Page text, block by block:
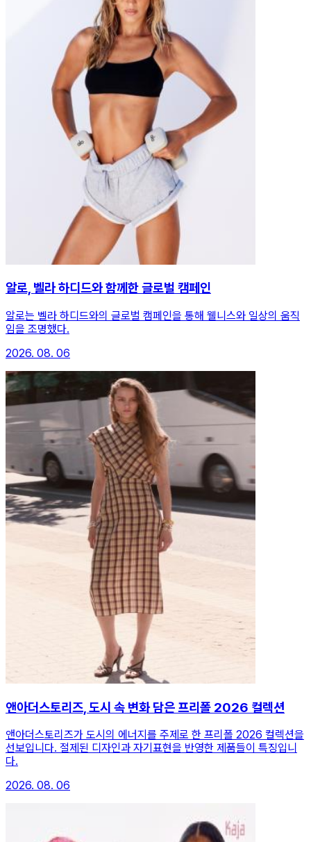
알로, 벨라 하디드와 함께한 글로벌 캠페인
알로는 벨라 하디드와의 글로벌 캠페인을 통해 웰니스와 일상의 움직
임을 조명했다.
2026. 08. 06
앤아더스토리즈, 도시 속 변화 담은 프리폴 2026 컬렉션
앤아더스토리즈가 도시의 에너지를 주제로 한 프리폴 2026 컬렉션을
선보입니다. 절제된 디자인과 자기표현을 반영한 제품들이 특징입니
다.
2026. 08. 06